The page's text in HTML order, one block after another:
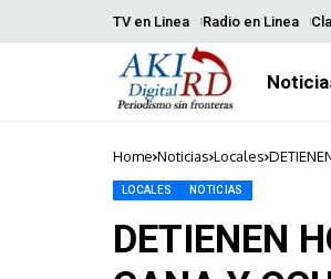
TV en Linea Radio en Linea
Home Noticias Locales
LOCALES NOTICIAS
DETIENEN